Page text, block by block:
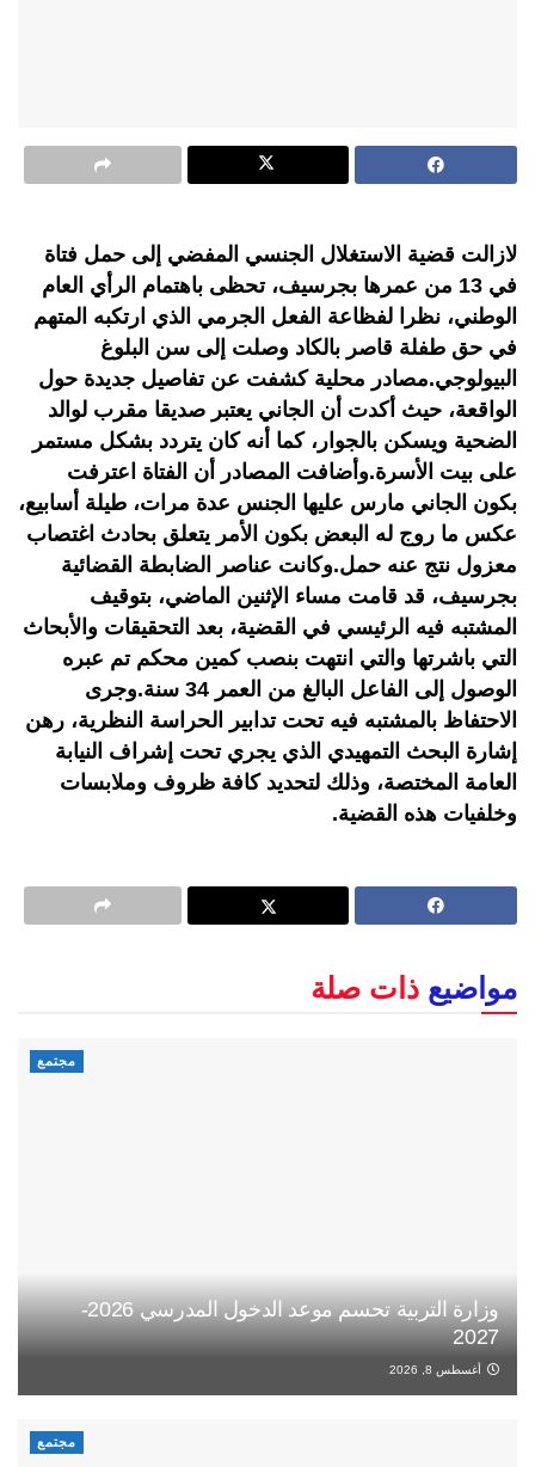
لازالت قضية الاستغلال الجنسي المفضي إلى حمل فتاة
في 13 من عمرها بجرسيف، تحظى باهتمام الرأي العام
الوطني، نظرا لفظاعة الفعل الجرمي الذي ارتكبه المتهم
في حق طفلة قاصر بالكاد وصلت إلى سن البلوغ
البيولوجي.مصادر محلية كشفت عن تفاصيل جديدة حول
الواقعة، حيث أكدت أن الجاني يعتبر صديقا مقرب لوالد
الضحية ويسكن بالجوار، كما أنه كان يتردد بشكل مستمر
على بيت الأسرة.وأضافت المصادر أن الفتاة اعترفت
بكون الجاني مارس عليها الجنس عدة مرات، طيلة أسابيع،
عكس ما روج له البعض بكون الأمر يتعلق بحادث اغتصاب
معزول نتج عنه حمل.وكانت عناصر الضابطة القضائية
بجرسيف، قد قامت مساء الإثنين الماضي، بتوقيف
المشتبه فيه الرئيسي في القضية، بعد التحقيقات والأبحاث
التي باشرتها والتي انتهت بنصب كمين محكم تم عبره
الوصول إلى الفاعل البالغ من العمر 34 سنة.وجرى
الاحتفاظ بالمشتبه فيه تحت تدابير الحراسة النظرية، رهن
إشارة البحث التمهيدي الذي يجري تحت إشراف النيابة
العامة المختصة، وذلك لتحديد كافة ظروف وملابسات
وخلفيات هذه القضية.
مواضيع ذات صلة
مجتمع
وزارة التربية تحسم موعد الدخول المدرسي 2026-
2027
أغسطس 8, 2026
مجتمع